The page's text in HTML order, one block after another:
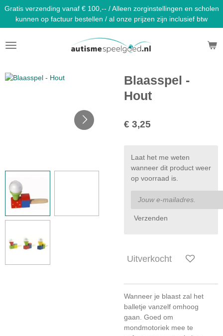
Ga
direct
naar
de
hoofdinhoud
Gratis verzending vanaf € 100,-- / Alleen zorginstellingen en scholen
kunnen op factuur bestellen / al onze prijzen zijn inclusief btw
Blaasspel -
Hout
€ 3,25
Laat het me weten
wanneer dit product weer
op voorraad is.
Verzenden
Uitverkocht
Wanneer je blaast zal het
balletje vanzelf omhoog
gaan. Goed om
mondmotoriek mee te